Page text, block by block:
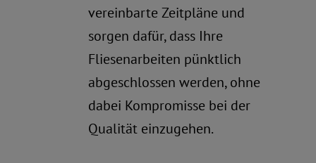
vereinbarte Zeitpläne und
sorgen dafür, dass Ihre
Fliesenarbeiten pünktlich
abgeschlossen werden, ohne
dabei Kompromisse bei der
Qualität einzugehen.